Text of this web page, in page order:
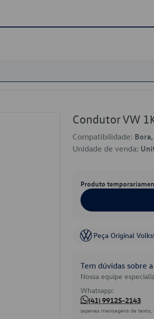
Condutor VW
Compatibilidade:
Unidade de venda:
Produto
Peça Original
Tem dúvidas sobre
Nossa equipe
Whatsapp:
(41) 99125-2143
(apenas mensagens de